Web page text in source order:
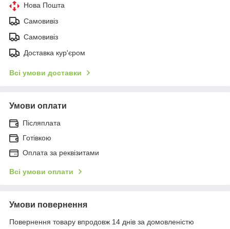
Нова Пошта
Самовивіз
Самовивіз
Доставка кур'єром
Всі умови доставки
Умови оплати
Післяплата
Готівкою
Оплата за реквізитами
Всі умови оплати
Умови повернення
Повернення товару впродовж 14 днів за домовленістю